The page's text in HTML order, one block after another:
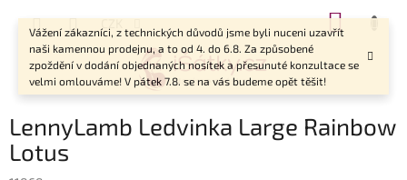
Vážení zákazníci, z technických důvodů jsme byli nuceni uzavřít
naši kamennou prodejnu, a to od 4. do 6.8. Za způsobené
zpoždění v dodání objednaných nosítek a přesunuté konzultace se
velmi omlouváme! V pátek 7.8. se na vás budeme opět těšit!
CZK
LennyLamb Ledvinka Large Rainbow
Lotus